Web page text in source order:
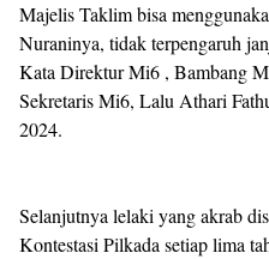
Majelis Taklim bisa
Nuraninya, tidak terpengaruh
Kata Direktur Mi6 , Bambang
Sekretaris Mi6, Lalu Athari
2024.
Selanjutnya lelaki yang akrab
Kontestasi Pilkada setiap lima